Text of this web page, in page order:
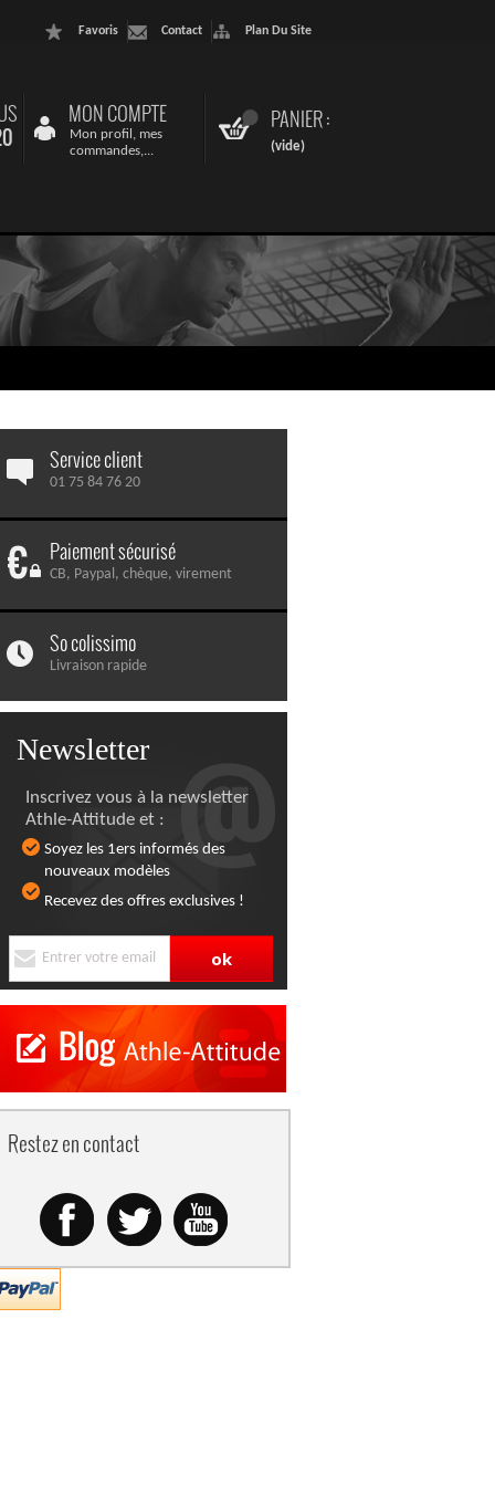
Favoris Contact Plan Du Site
MON COMPTE
Mon profil, mes
commandes,...
PANIER :
(vide)
Service client
01 75 84 76 20
Paiement sécurisé
CB, Paypal, chèque, virement
So colissimo
Livraison rapide
Newsletter
Inscrivez vous à la newsletter
Athle-Attitude et :
Soyez les 1ers informés des
nouveaux modèles
Recevez des offres exclusives !
Restez en contact